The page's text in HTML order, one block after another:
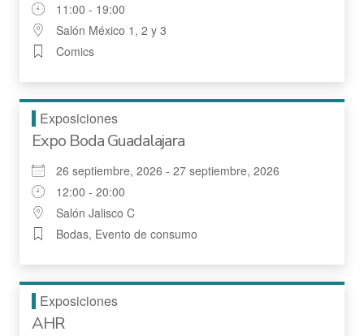
11:00 - 19:00
Salón México 1, 2 y 3
Comics
Exposiciones
Expo Boda Guadalajara
26 septiembre, 2026 - 27 septiembre, 2026
12:00 - 20:00
Salón Jalisco C
Bodas, Evento de consumo
Exposiciones
AHR